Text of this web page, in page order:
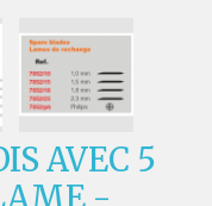
AVEC 5
-